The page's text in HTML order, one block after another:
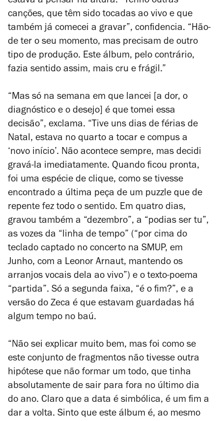
canções, que têm sido tocadas ao vivo e que
também já comecei a gravar”, confidencia. “Hão-
de ter o seu momento, mas precisam de outro
tipo de produção. Este álbum, pelo contrário,
fazia sentido assim, mais cru e frágil.”
“Mas só na semana em que lancei [ a dor, o
diagnóstico e o desejo ] é que tomei essa
decisão”, exclama. “Tive uns dias de férias de
Natal, estava no quarto a tocar e compus a
‘novo início’. Não acontece sempre, mas decidi
gravá-la imediatamente. Quando ficou pronta,
foi uma espécie de clique, como se tivesse
encontrado a última peça de um puzzle que de
repente fez todo o sentido. Em quatro dias,
gravou também a “dezembro”, a “podias ser tu”,
as vozes da “linha de tempo” (“por cima do
teclado captado no concerto na SMUP, em
Junho, com a Leonor Arnaut, mantendo os
arranjos vocais dela ao vivo”) e o texto-poema
“partida”. Só a segunda faixa, “é o fim?”, e a
versão do Zeca é que estavam guardadas há
algum tempo no baú.
“Não sei explicar muito bem, mas foi como se
este conjunto de fragmentos não tivesse outra
hipótese que não formar um todo, que tinha
absolutamente de sair para fora no último dia
do ano. Claro que a data é simbólica, é um fim a
dar a volta. Sinto que este álbum é, ao mesmo